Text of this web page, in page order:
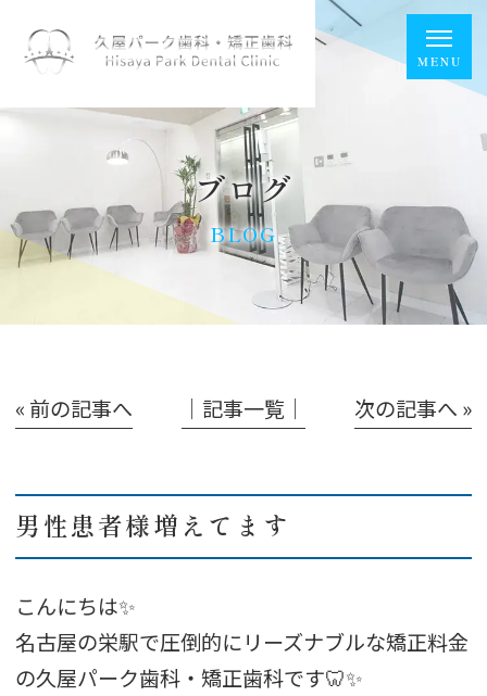
ブログ
BLOG
« 前の記事へ │記事一覧│ 次の記事へ »
男性患者様増えてます
こんにちは✨
名古屋の栄駅で圧倒的にリーズナブルな矯正料金
の久屋パーク歯科・矯正歯科です🦷✨